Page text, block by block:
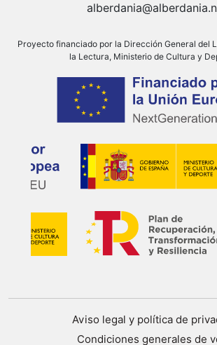
Proyecto financiado por la Dirección General del
la Lectura, Ministerio de Cultura y
Aviso legal y política de
Condiciones generales de